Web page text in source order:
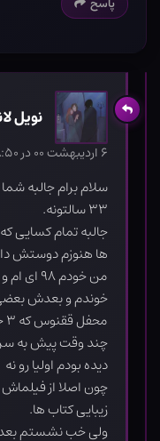
پاسخ
نویل
۶ اردیبهشت ۰۰ در ۸:۵۰ ق٫ظ
۳۳ سالتونه.
جالبه تمام کسایی
ها هنوزم دوستش
من خودم
خوندم و بعدش بعضی
محفل ققنوس که ۳ جلد بود رو سه دور خوندم .
چند وقت پیش به سرم
دیده بودم اولیا رو نه
چون اصلا از
زیبایی کتاب ها.